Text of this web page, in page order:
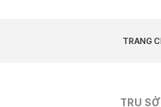
TRANG
TRỤ